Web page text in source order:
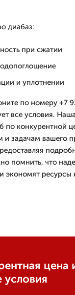
диабаз:
при сжатии
и уплотнении
по номеру +7
все условия.
по конкурентной
задачам вашего
помнить, что
экономят ресурсы
цена
условия